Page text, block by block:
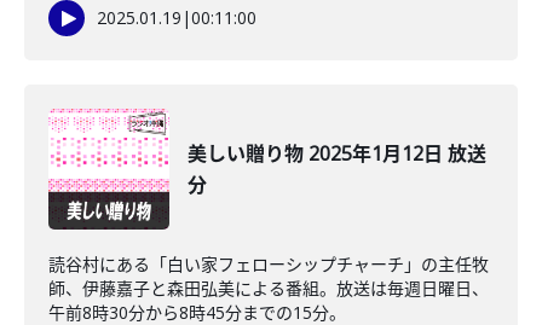
2025.01.19 |00:11:00
美しい贈り物 2025年1月12日 放送
分
読谷村にある「白い家フェローシップチャーチ」の主任牧
師、伊藤嘉子と森田弘美による番組。放送は毎週日曜日、
午前8時30分から8時45分までの15分。